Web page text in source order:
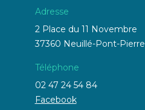
Adresse
2 Place du 11 Novembre
37360 Neuillé-Pont-Pierre
Téléphone
02 47 24 54 84
Facebook